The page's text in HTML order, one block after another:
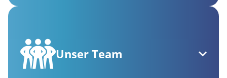
Unser Team